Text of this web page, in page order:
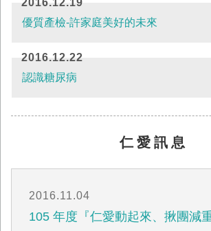
2016.12.19
優質產檢-許家庭美好的未來
2016.12.22
認識糖尿病
仁愛訊息
2016.11.04
105 年度『仁愛動起來、揪團減